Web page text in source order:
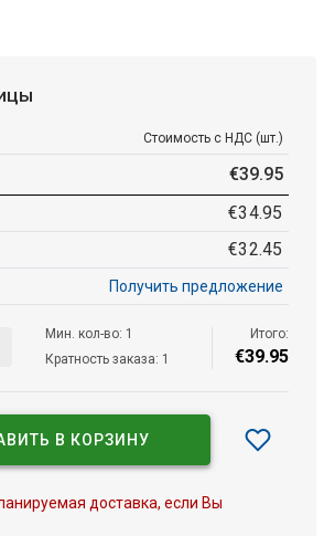
Стоимость с НДС (шт.)
€39.95
€34.95
€32.45
Получить предложение
Мин. кол-во: 1
Кратность заказа: 1
Итого:
€39.95
В КОРЗИНУ
доставка, если Вы